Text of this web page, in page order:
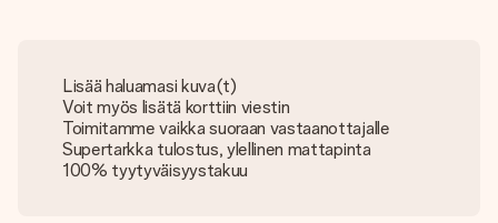
Lisää haluamasi kuva(t)
Voit myös lisätä korttiin viestin
Toimitamme vaikka suoraan vastaanottajalle
Supertarkka tulostus, ylellinen mattapinta
100% tyytyväisyystakuu